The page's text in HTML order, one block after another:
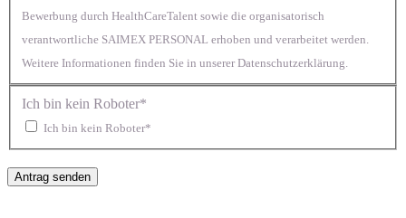
Bewerbung durch HealthCareTalent sowie die organisatorisch
verantwortliche SAIMEX PERSONAL erhoben und verarbeitet werden.
Weitere Informationen finden Sie in unserer Datenschutzerklärung.
Ich bin kein Roboter*
Ich bin kein Roboter*